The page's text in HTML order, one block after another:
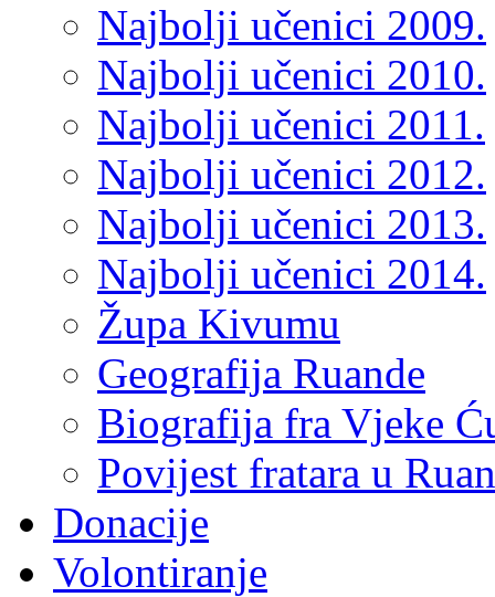
Najbolji učenici 2009.
Najbolji učenici 2010.
Najbolji učenici 2011.
Najbolji učenici 2012.
Najbolji učenici 2013.
Najbolji učenici 2014.
Župa Kivumu
Geografija Ruande
Biografija fra Vjeke
Povijest fratara u
Donacije
Volontiranje